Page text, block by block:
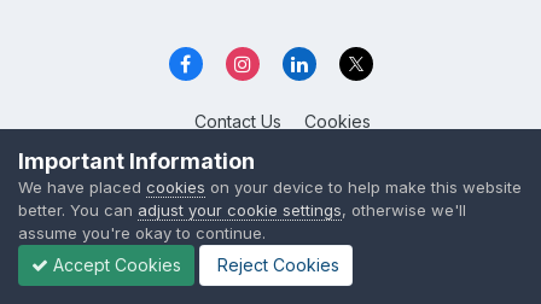
Contact Us Cookies
Overclockers GE
Powered by Invision Community
Important Information
We have placed cookies on your device to help make this website
better. You can adjust your cookie settings, otherwise we'll
assume you're okay to continue.
Accept Cookies Reject Cookies